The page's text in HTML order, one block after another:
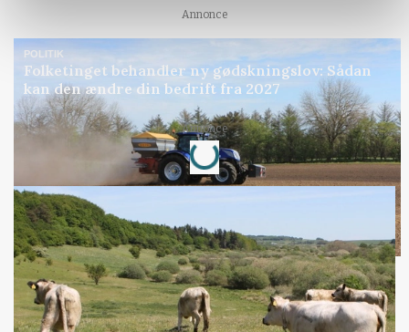
Annonce
POLITIK
Folketinget behandler ny gødskningslov: Sådan
kan den ændre din bedrift fra 2027
Annonce
Loading...